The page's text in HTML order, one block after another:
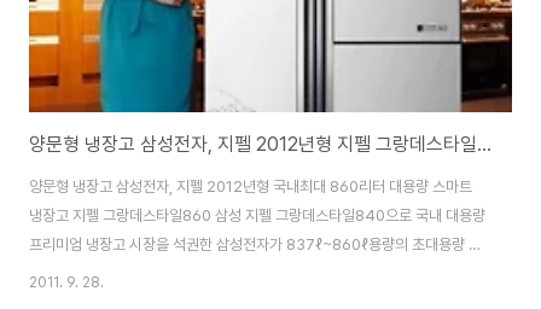
양문형 냉장고 삼성전자, 지펠 2012년형 지펠 그랑데스타일860
양문형 냉장고 삼성전자, 지펠 2012년형 국내최대 860리터 대용량 스마트
냉장고 지펠 그랑데스타일860 삼성 지펠 그랑데스타일840으로 국내 대용량
프리미엄 냉장고 시장을 석권한 삼성전자가 837ℓ~860ℓ용량의 초대용량 지
펠 신제품 6종을 출시하며 양문형 냉장고 세계 1위의 앞선 기술 리더십을 선보
2011. 9. 28.